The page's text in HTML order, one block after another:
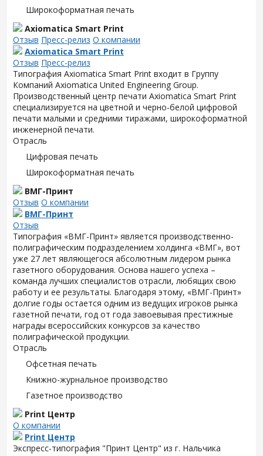
Широкоформатная печать
Axiomatica Smart Print
Отзыв Пресс-релиз О компании
Axiomatica Smart Print
Отзыв Пресс-релиз
Типография Axiomatica Smart Print входит в Группу
Компаний Axiomatica United Engineering Group.
Производственный центр печати Axiomatica Smart Print
специализируется на цветной и черно-белой цифровой
печати малыми и средними тиражами, широкоформатной
инженерной печати.
Отрасль
Цифровая печать
Широкоформатная печать
ВМГ-Принт
Отзыв О компании
ВМГ-Принт
Отзыв
Типография «ВМГ-Принт» является производственно-
полиграфическим подразделением холдинга «ВМГ», вот
уже 27 лет являющегося абсолютным лидером рынка
газетного оборудования. Основа нашего успеха –
команда лучших специалистов отрасли, любящих свою
работу и ее результаты. Благодаря этому, «ВМГ-Принт»
долгие годы остается одним из ведущих игроков рынка
газетной печати, год от года завоевывая престижные
награды всероссийских конкурсов за качество
полиграфической продукции.
Отрасль
Офсетная печать
Книжно-журнальное производство
Газетное производство
Print Центр
О компании
Print Центр
Экспресс-типография "Принт Центр" из г. Нальчика